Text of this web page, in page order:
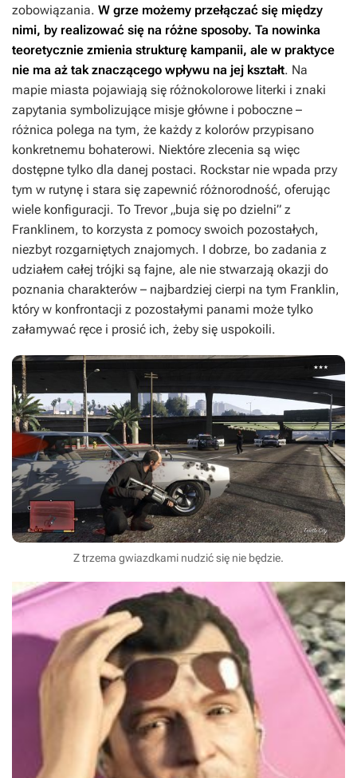
zobowiązania. W grze możemy przełączać się między
nimi, by realizować się na różne sposoby. Ta nowinka
teoretycznie zmienia strukturę kampanii, ale w praktyce
nie ma aż tak znaczącego wpływu na jej kształt. Na
mapie miasta pojawiają się różnokolorowe literki i znaki
zapytania symbolizujące misje główne i poboczne –
różnica polega na tym, że każdy z kolorów przypisano
konkretnemu bohaterowi. Niektóre zlecenia są więc
dostępne tylko dla danej postaci. Rockstar nie wpada przy
tym w rutynę i stara się zapewnić różnorodność, oferując
wiele konfiguracji. To Trevor „buja się po dzielni” z
Franklinem, to korzysta z pomocy swoich pozostałych,
niezbyt rozgarniętych znajomych. I dobrze, bo zadania z
udziałem całej trójki są fajne, ale nie stwarzają okazji do
poznania charakterów – najbardziej cierpi na tym Franklin,
który w konfrontacji z pozostałymi panami może tylko
załamywać ręce i prosić ich, żeby się uspokoili.
Z trzema gwiazdkami nudzić się nie będzie.